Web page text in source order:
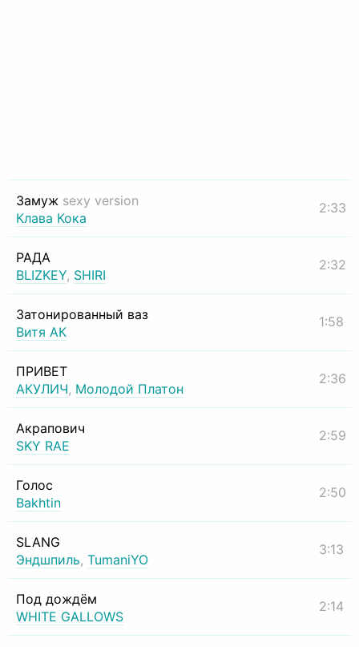
Замуж sexy version
Клава Кока
2:33
РАДА
BLIZKEY, SHIRI
2:32
Затонированный ваз
Витя АК
1:58
ПРИВЕТ
АКУЛИЧ, Молодой Платон
2:36
Акрапович
SKY RAE
2:59
Голос
Bakhtin
2:50
SLANG
Эндшпиль, TumaniYO
3:13
Под дождём
WHITE GALLOWS
2:14